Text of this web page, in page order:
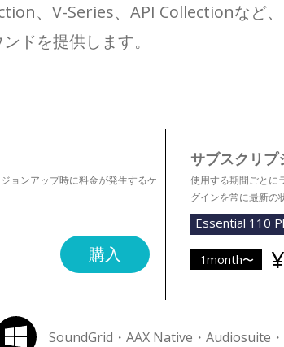
、V-Series、API Collectionなど
ドを提供します。
ョンアップ時に料金が発生するケ
購入
サブスクリプ
使用する期間ごとに
グインを常に最新の
Essential 110
1month〜
SoundGrid・AAX Native・Audiosuite